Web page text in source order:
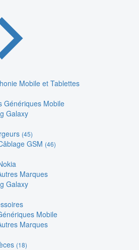
Mobile et Tablettes
Génériques Mobile
Galaxy
(45)
GSM (46)
Marques
Galaxy
Mobile
Marques
(18)